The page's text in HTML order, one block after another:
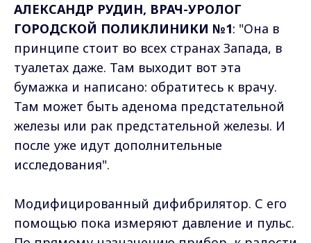
АЛЕКСАНДР РУДИН, ВРАЧ-УРОЛОГ
ГОРОДСКОЙ ПОЛИКЛИНИКИ №1: "Она в
принципе стоит во всех странах Запада, в
туалетах даже. Там выходит вот эта
бумажка и написано: обратитесь к врачу.
Там может быть аденома предстательной
железы или рак предстательной железы. И
после уже идут дополнительные
исследования".
Модифицированный дифибрилятор. С его
помощью пока измеряют давление и пульс.